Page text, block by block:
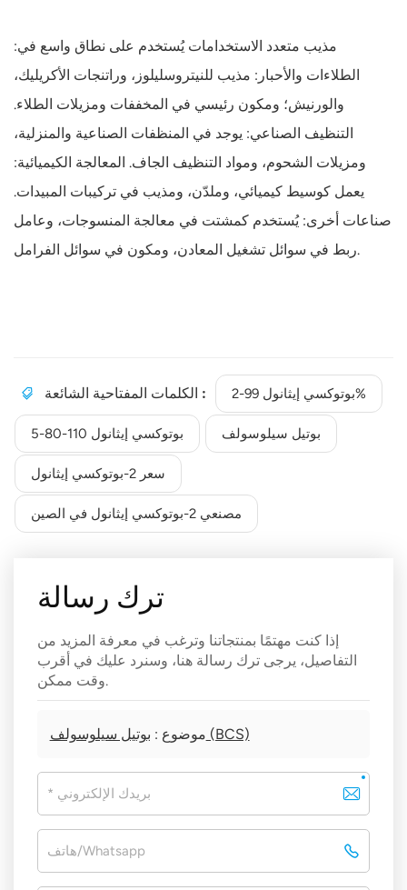
مذيب متعدد الاستخدامات يُستخدم على نطاق واسع في:
الطلاءات والأحبار: مذيب للنيتروسليلوز، وراتنجات الأكريليك،
والورنيش؛ ومكون رئيسي في المخففات ومزيلات الطلاء.
التنظيف الصناعي: يوجد في المنظفات الصناعية والمنزلية،
ومزيلات الشحوم، ومواد التنظيف الجاف. المعالجة الكيميائية:
يعمل كوسيط كيميائي، وملدّن، ومذيب في تركيبات المبيدات.
صناعات أخرى: يُستخدم كمشتت في معالجة المنسوجات، وعامل
ربط في سوائل تشغيل المعادن، ومكون في سوائل الفرامل.
الكلمات المفتاحية الشائعة : 2-بوتوكسي إيثانول 99%
بوتوكسي إيثانول 110-80-5 بوتيل سيلوسولف
سعر 2-بوتوكسي إيثانول
مصنعي 2-بوتوكسي إيثانول في الصين
ترك رسالة
إذا كنت مهتمًا بمنتجاتنا وترغب في معرفة المزيد من
التفاصيل، يرجى ترك رسالة هنا، وسنرد عليك في أقرب
وقت ممكن.
موضوع : بوتيل سيلوسولف (BCS)